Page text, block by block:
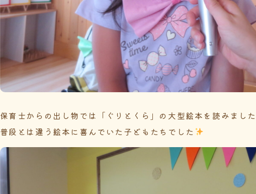
保育士からの出し物では「ぐりとくら」の大型絵本を読みました
普段とは違う絵本に喜んでいた子どもたちでした